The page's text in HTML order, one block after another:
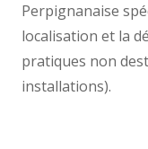
Perpignanaise
localisation et la
pratiques non
installations).